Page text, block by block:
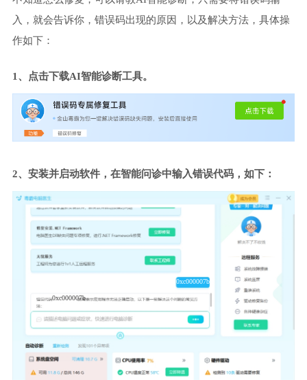
入，就会告诉你，错误码出现的原因，以及解决方法，具体操
作如下：
1、点击下载AI智能诊断工具。
2、安装并启动软件，在智能问诊中输入错误代码，如下：
0xc000007b
0xc000007b